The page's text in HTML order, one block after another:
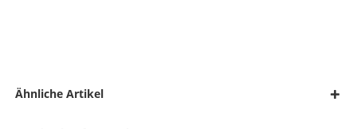
Ähnliche Artikel